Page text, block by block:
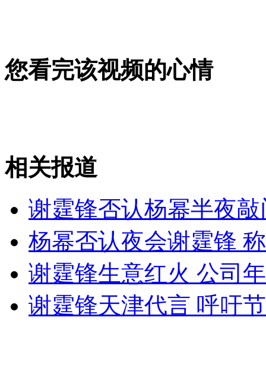
女孩北京地铁殴打老人 痛下狠手拳打脚踢
无痛分娩是否安全 医生回应
您看完该视频的心情
相关报道
谢霆锋否认杨幂半夜
杨幂否认夜会谢霆锋
谢霆锋生意红火 公司
谢霆锋天津代言 呼吁